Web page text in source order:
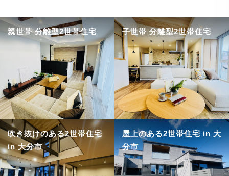
親世帯 分離型2世帯住宅 子世帯 分離型2世帯住宅
吹き抜けのある2世帯住宅
in 大分市
屋上のある2世帯住宅 in 大
分市